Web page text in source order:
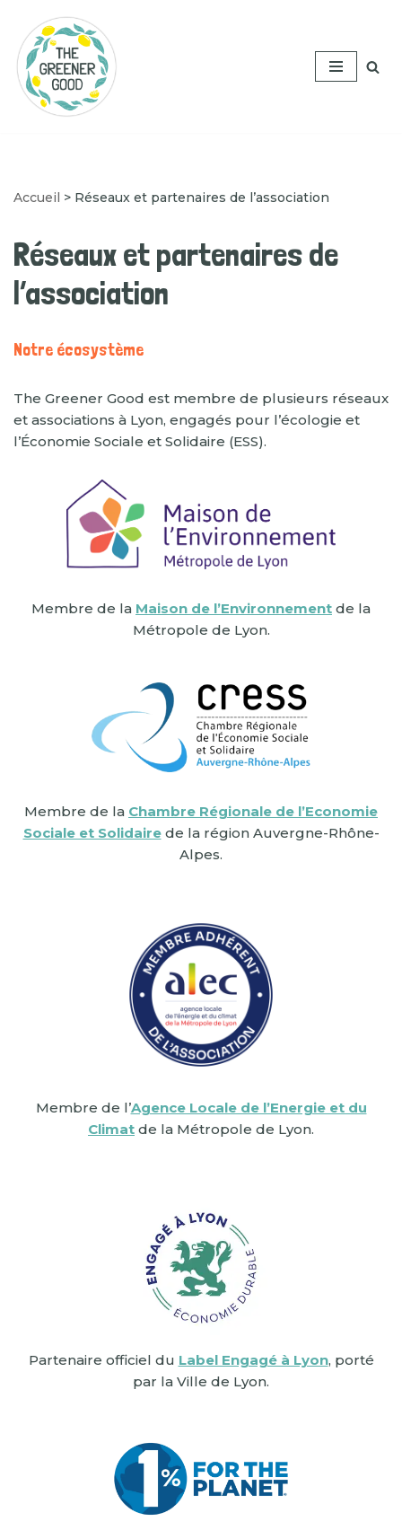
Aller
au
contenu
Accueil > Réseaux et partenaires de l’association
Réseaux et partenaires de
l’association
Notre écosystème
The Greener Good est membre de plusieurs réseaux
et associations à Lyon, engagés pour l’écologie et
l’Économie Sociale et Solidaire (ESS).
Membre de la Maison de l’Environnement de la
Métropole de Lyon.
Membre de la Chambre Régionale de l’Economie
Sociale et Solidairede la région Auvergne-Rhône-
Alpes.
Membre de l’Agence Locale de l’Energie et du
Climat de la Métropole de Lyon.
Partenaire officiel du Label Engagé à Lyon, porté
par la Ville de Lyon.